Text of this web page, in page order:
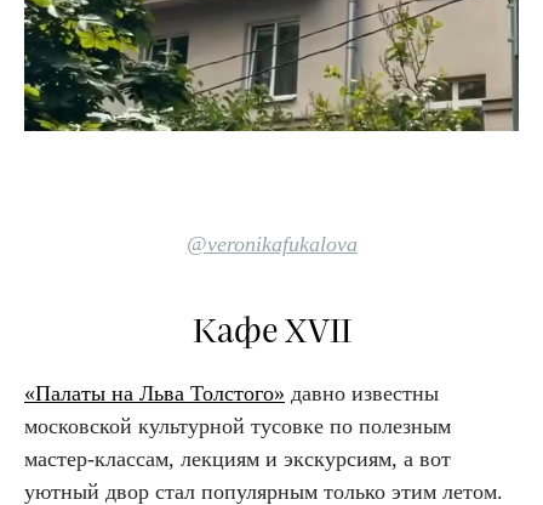
@veronikafukalova
Кафе XVII
«Палаты на Льва Толстого» давно известны
московской культурной тусовке по полезным
мастер-классам, лекциям и экскурсиям, а вот
уютный двор стал популярным только этим летом.